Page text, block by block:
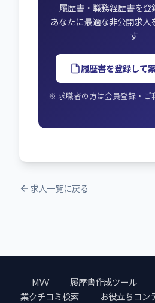
履歴書・職務経歴書を登
あなたに最適な非公開求人
す
履歴書を登録して
※ 求職者の方は会員登録・ご
求人一覧に戻る
MVV 履歴書作成ツール
業クチコミ検索
お役立ちコン